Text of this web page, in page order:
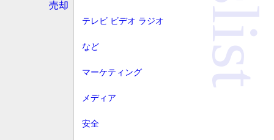
売却
テレビ ビデオ ラジオ
など
マーケティング
メディア
安全